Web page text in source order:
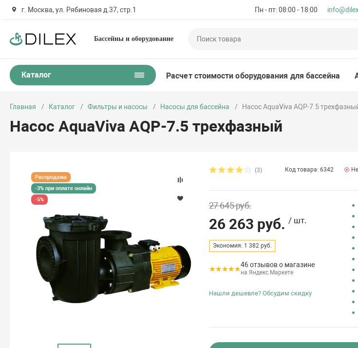
г. Москва, ул. Рябиновая д.37, стр.1 Пн - пт: 08:00 - 18:00
Бассейны и оборудование
Каталог Расчет стоимости оборудования для бассейна
Главная Каталог Фильтры и насосы Насосы для бассейна Насос AquaViva AQP-7.5
Насос AquaViva AQP-7.5 трехфазный
Распродажа
-3% при оплате онлайн
-5%
(3) Код товара: 6342
27 645 руб.
26 263 руб. / шт.
Экономия: 1 382 руб.
46 отзывов о магазине
на Яндекс.Маркете
Нашли дешевле? Обсудим скидку